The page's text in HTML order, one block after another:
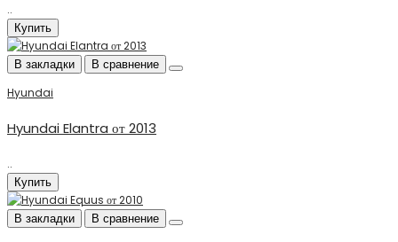
..
Купить
В закладки В сравнение
Hyundai
Hyundai Elantra от 2013
..
Купить
В закладки В сравнение